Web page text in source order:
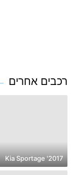
רכבים אחרים
2017' Kia Sportage